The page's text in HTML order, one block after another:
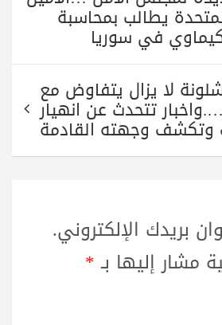
يطالب بمحاسبة
في سوريا
لا يزال يتفاوض مع
تتحدث عن انهيار
وتكشف وجهته القادمة
بريدك الإلكتروني.
مشار إليها بـ*